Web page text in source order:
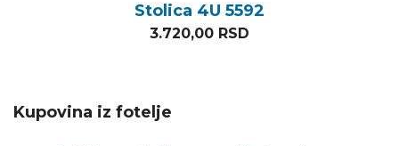
Stolica 4U 5592
3.720,00 RSD
Kupovina iz fotelje